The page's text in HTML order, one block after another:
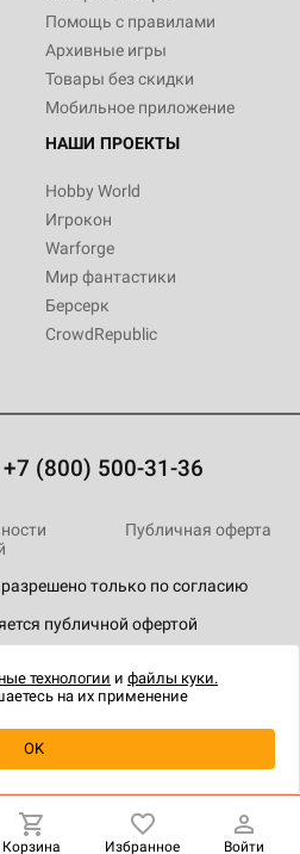
Помощь с правилами
Архивные игры
Товары без скидки
Мобильное приложение
НАШИ ПРОЕКТЫ
Hobby World
Игрокон
Warforge
Мир фантастики
Берсерк
CrowdRepublic
+7 (800) 500-31-36
только по согласию
публичной офертой
Публичная оферта
Корзина Избранное Войти
технологии и файлы куки.
на их применение
OK